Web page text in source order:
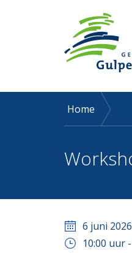
Home
6 juni 2026
10:00 uur -